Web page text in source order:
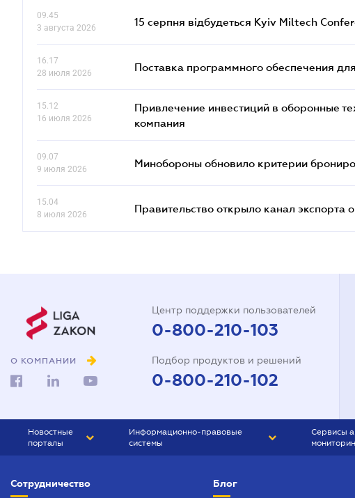
09.45
3 августа 2026
15 серпня відбудеться Kyiv Miltech
16.17
28 июля 2026
Поставка программного обеспечения
15.12
16 июля 2026
Привлечение инвестиций в оборонные
компания
09.07
9 июля 2026
Минобороны обновило критерии
15.04
8 июля 2026
Правительство открыло канал
О КОМПАНИИ
Центр поддержки пользователей
0-800-210-103
Подбор продуктов и решений
0-800-210-102
Новостные
порталы
БИЗНЕС
Информационно-правовые
системы
Сервисы
Сотрудничество Блог